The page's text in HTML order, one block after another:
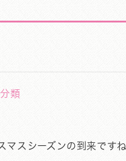
類
マスシーズンの到来ですね